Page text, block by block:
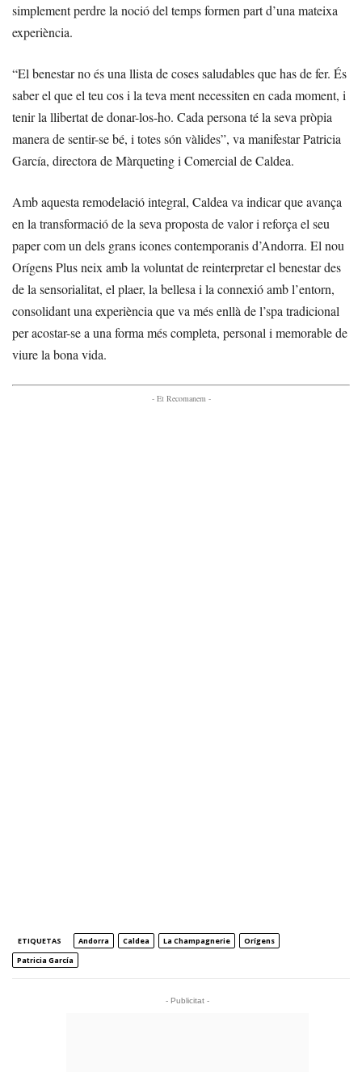
simplement perdre la noció del temps formen part d’una mateixa
experiència.
“El benestar no és una llista de coses saludables que has de fer. És
saber el que el teu cos i la teva ment necessiten en cada moment, i
tenir la llibertat de donar-los-ho. Cada persona té la seva pròpia
manera de sentir-se bé, i totes són vàlides”, va manifestar Patricia
García, directora de Màrqueting i Comercial de Caldea.
Amb aquesta remodelació integral, Caldea va indicar que avança
en la transformació de la seva proposta de valor i reforça el seu
paper com un dels grans icones contemporanis d’Andorra. El nou
Orígens Plus neix amb la voluntat de reinterpretar el benestar des
de la sensorialitat, el plaer, la bellesa i la connexió amb l’entorn,
consolidant una experiència que va més enllà de l’spa tradicional
per acostar-se a una forma més completa, personal i memorable de
viure la bona vida.
- Et Recomanem -
ETIQUETAS Andorra Caldea La Champagnerie
Orígens
Patricia García
- Publicitat -